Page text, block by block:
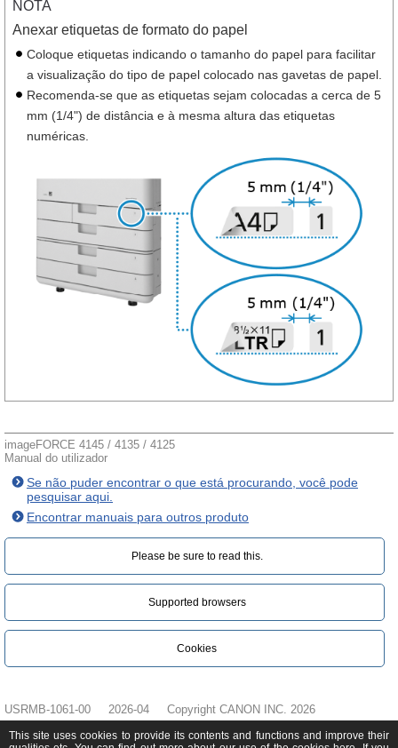
NOTA
Anexar etiquetas de formato do papel
Coloque etiquetas indicando o tamanho do papel para facilitar
a visualização do tipo de papel colocado nas gavetas de papel.
Recomenda-se que as etiquetas sejam colocadas a cerca de 5
mm (1/4") de distância e à mesma altura das etiquetas
numéricas.
imageFORCE 4145 / 4135 / 4125
Manual do utilizador
Se não puder encontrar o que está procurando, você pode
pesquisar aqui.
Encontrar manuais para outros produto
Please be sure to read this.‎
Supported browsers
Cookies
USRMB-1061-00 2026-04 Copyright CANON INC. 2026
This site uses cookies to provide its contents and functions and improve their